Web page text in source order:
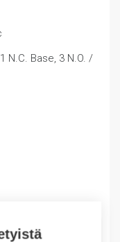
N.C. Base, 3 N.O. /